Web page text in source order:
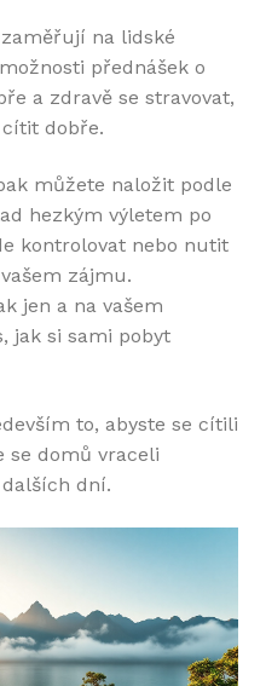
na lidské
přednášek o
a zdravě se stravovat,
dobře.
můžete naložit podle
hezkým výletem po
kontrolovat nebo nutit
zájmu.
jen a na vašem
jak si sami pobyt
to, abyste se cítili
se domů vraceli
dní.